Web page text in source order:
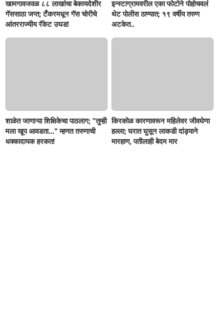
खामगावजवळ ८८ लाखांचा बेकायदेशीर
गॅससाठा जप्त; टँकरमधून गॅस चोरीचे
आंतरराज्यीय रॅकेट उघड!
इन्स्टाग्रामवरील एका फोटोने पोहोचवलं
थेट पोलीस ठाण्यात; १९ वर्षीय तरुण
अटकेत..
शाळेत जाणाऱ्या शिक्षिकेचा पाठलाग; "तुम्ही
मला खूप आवडता..." म्हणत तरुणाची
धक्कादायक हरकत!
किरकोळ कारणावरून महिलेवर जीवघेणा
हल्ला; घरात घुसून लाकडी दांड्याने
मारहाण, पतीलाही बेदम मार